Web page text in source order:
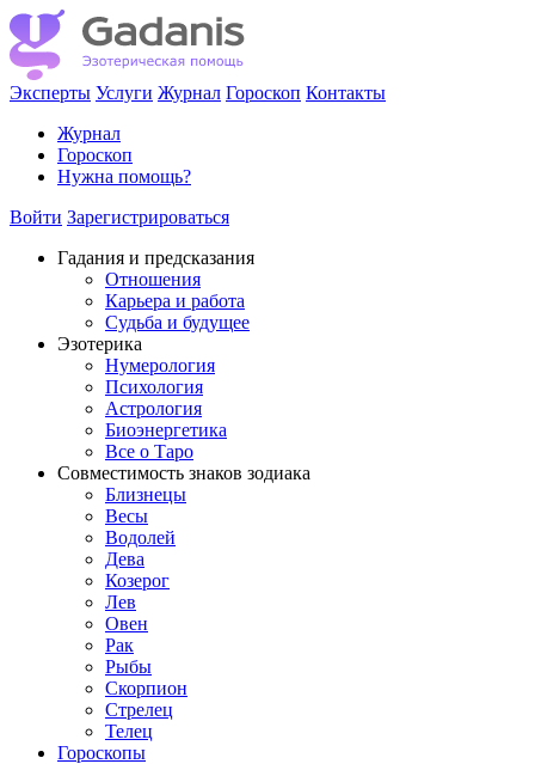
Эксперты Услуги Журнал Гороскоп Контакты
Журнал
Гороскоп
Нужна помощь?
Войти Зарегистрироваться
Гадания и предсказания
Отношения
Карьера и работа
Cудьба и будущее
Эзотерика
Нумерология
Психология
Астрология
Биоэнергетика
Все о Таро
Совместимость знаков зодиака
Близнецы
Весы
Водолей
Дева
Козерог
Лев
Овен
Рак
Рыбы
Скорпион
Стрелец
Телец
Гороскопы